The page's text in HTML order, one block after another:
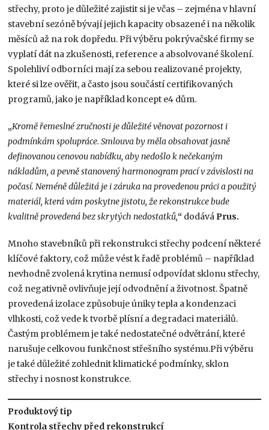
střechy, proto je důležité zajistit si je včas – zejména v hlavní
stavební sezóně bývají jejich kapacity obsazené i na několik
měsíců až na rok dopředu. Při výběru pokrývačské firmy se
vyplatí dát na zkušenosti, reference a absolvované školení.
Spolehliví odborníci mají za sebou realizované projekty,
které si lze ověřit, a často jsou součástí certifikovaných
programů, jako je například koncept e4 dům.
„Kromě řemeslné zručnosti je důležité věnovat pozornost i
podmínkám spolupráce. Smlouva by měla obsahovat jasně
definovanou cenovou nabídku, aby nedošlo k nečekaným
nákladům, a pevně stanovený harmonogram prací v závislosti na
počasí. Neméně důležitá je i záruka na provedenou práci a použitý
materiál, která vám poskytne jistotu, že rekonstrukce bude
kvalitně provedená bez skrytých nedostatků,“ dodává Prus.
Mnoho stavebníků při rekonstrukci střechy podcení některé
klíčové faktory, což může vést k řadě problémů – například
nevhodně zvolená krytina nemusí odpovídat sklonu střechy,
což negativně ovlivňuje její odvodnění a životnost. Špatně
provedená izolace způsobuje úniky tepla a kondenzaci
vlhkosti, což vede k tvorbě plísní a degradaci materiálů.
Častým problémem je také nedostatečné odvětrání, které
narušuje celkovou funkčnost střešního systému.Při výběru
je také důležité zohlednit klimatické podmínky, sklon
střechy i nosnost konstrukce.
Produktový tip
Kontrola střechy před rekonstrukcí